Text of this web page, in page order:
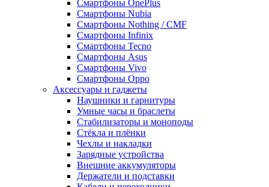
Смартфоны OnePlus
Смартфоны Nubia
Смартфоны Nothing / CMF
Смартфоны Infinix
Смартфоны Tecno
Смартфоны Asus
Смартфоны Vivo
Смартфоны Oppo
Аксессуары и гаджеты
Наушники и гарнитуры
Умные часы и браслеты
Стабилизаторы и моноподы
Стёкла и плёнки
Чехлы и накладки
Зарядные устройства
Внешние аккумуляторы
Держатели и подставки